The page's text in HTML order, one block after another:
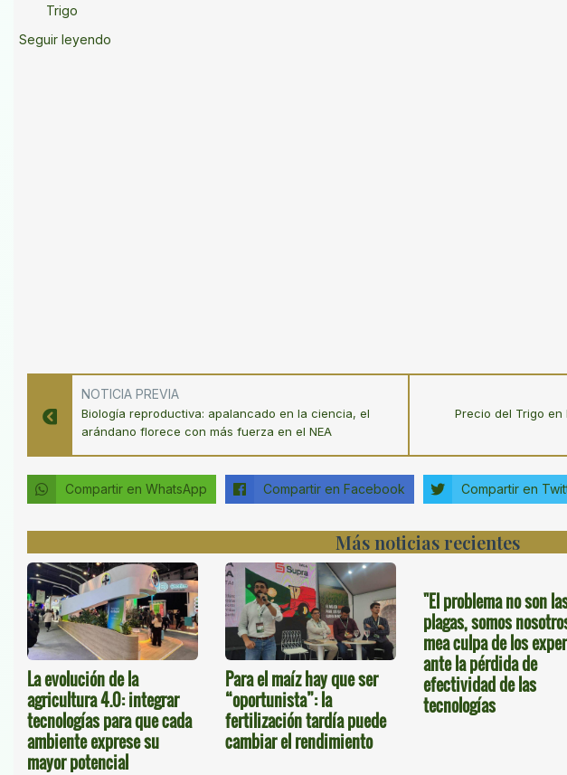
Trigo
Seguir leyendo
NOTICIA PREVIA
Biología reproductiva: apalancado en la ciencia, el
arándano florece con más fuerza en el NEA
Precio del Trigo
Compartir en WhatsApp Compartir en Facebook Compartir en
Más noticias recientes
La evolución de la
agricultura 4.0: integrar
tecnologías para que cada
ambiente exprese su
mayor potencial
Para el maíz hay que ser
“oportunista”: la
fertilización tardía puede
cambiar el rendimiento
"El problema no son
plagas, somos
mea culpa de los
ante la pérdida de
efectividad de las
tecnologías